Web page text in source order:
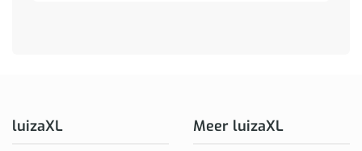
luizaXL Meer luizaXL